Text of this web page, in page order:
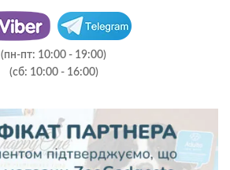
(пн-пт: 10:00 - 19:00)
(сб: 10:00 - 16:00)